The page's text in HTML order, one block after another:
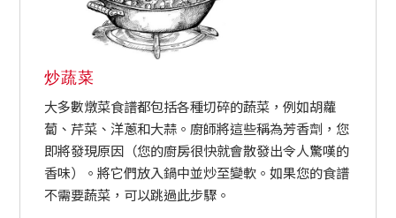
炒蔬菜
大多數燉菜食譜都包括各種切碎的蔬菜，例如胡蘿
蔔、芹菜、洋蔥和大蒜。廚師將這些稱為芳香劑，您
即將發現原因（您的廚房很快就會散發出令人驚嘆的
香味）。將它們放入鍋中並炒至變軟。如果您的食譜
不需要蔬菜，可以跳過此步驟。